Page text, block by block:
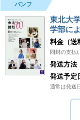
パンフ
東北大
学部に
料金（送
同封の支払
発送方法
発送予定
通常は発送